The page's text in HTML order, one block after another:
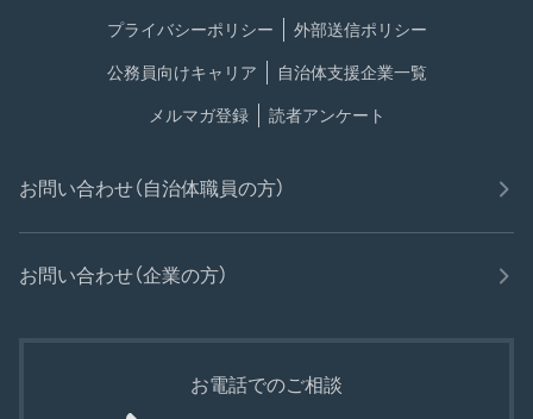
プライバシーポリシー 外部送信ポリシー
公務員向けキャリア 自治体支援企業一覧
メルマガ登録 読者アンケート
お問い合わせ（自治体職員の方）
お問い合わせ（企業の方）
お電話でのご相談